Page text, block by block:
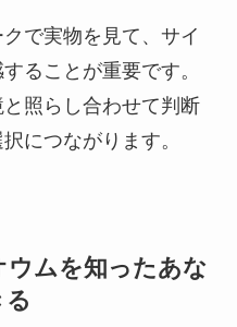
で実物を見て、サイ
ることが重要です。
照らし合わせて判断
につながります。
ウムを知ったあな